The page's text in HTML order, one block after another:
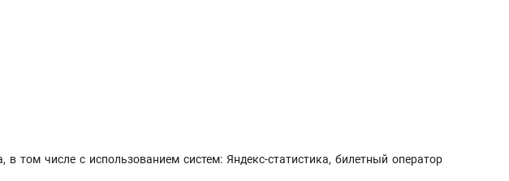
том числе с использованием систем: Яндекс-статистика, билетный оператор